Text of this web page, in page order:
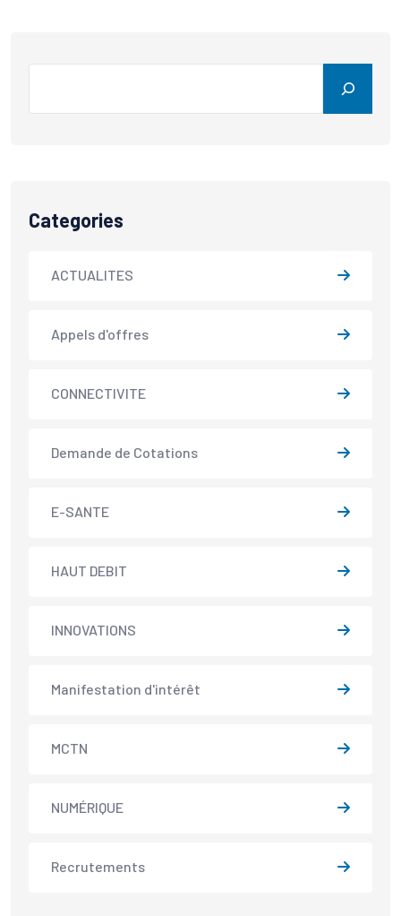
Categories
ACTUALITES
Appels d'offres
CONNECTIVITE
Demande de Cotations
E-SANTE
HAUT DEBIT
INNOVATIONS
Manifestation d'intérêt
MCTN
NUMÉRIQUE
Recrutements